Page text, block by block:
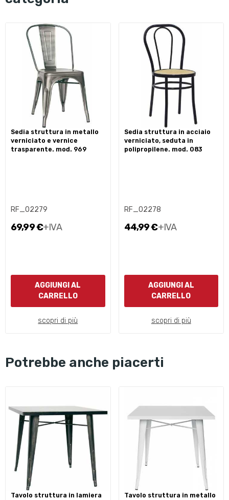
sedia struttura in metallo
verniciato e vernice
trasparente. mod. 969
RF_02279
69,99 €+IVA
AGGIUNGI AL
CARRELLO
scopri di più
sedia struttura in acciaio
verniciato, seduta in
polipropilene. mod. 083
RF_02278
44,99 €+IVA
AGGIUNGI AL
CARRELLO
scopri di più
Potrebbe anche piacerti
tavolo struttura in lamiera
tavolo struttura in metallo